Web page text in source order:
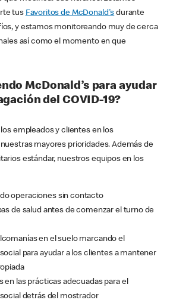
tus Favoritos de McDonald's durante
y estamos monitoreando muy de cerca
así como el momento en que
McDonald’s para ayudar
del COVID-19?
empleados y clientes en los
mayores prioridades. Además de
estándar, nuestros equipos en los
operaciones sin contacto
de salud antes de comenzar el turno de
en el suelo marcando el
para ayudar a los clientes a mantener
en las prácticas adecuadas para el
detrás del mostrador